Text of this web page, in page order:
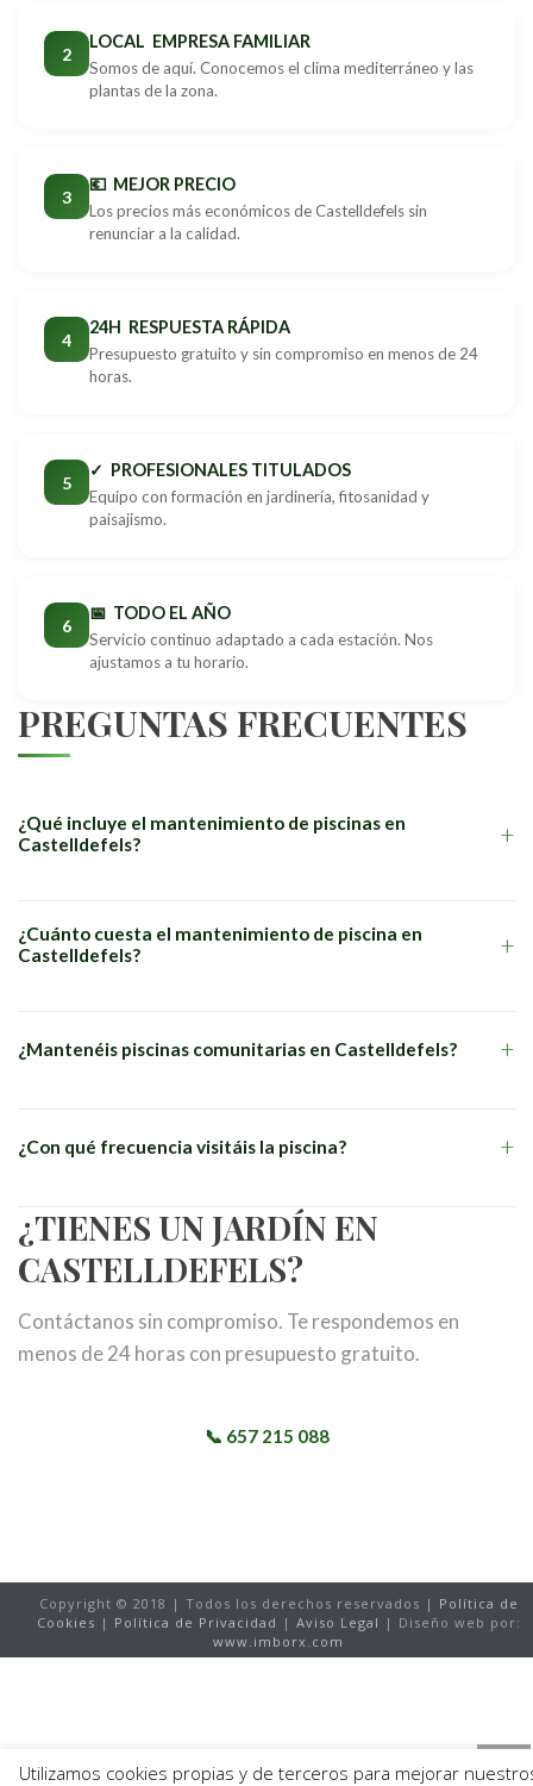
2
LOCAL EMPRESA FAMILIAR
Somos de aquí. Conocemos el clima mediterráneo y las
plantas de la zona.
3
💶 MEJOR PRECIO
Los precios más económicos de Castelldefels sin
renunciar a la calidad.
4
24H RESPUESTA RÁPIDA
Presupuesto gratuito y sin compromiso en menos de 24
horas.
5
✓ PROFESIONALES TITULADOS
Equipo con formación en jardinería, fitosanidad y
paisajismo.
6
📅 TODO EL AÑO
Servicio continuo adaptado a cada estación. Nos
ajustamos a tu horario.
PREGUNTAS FRECUENTES
¿Qué incluye el mantenimiento de piscinas en
Castelldefels?
+
pH) y suministro de materiales de tratamiento.
¿Cuánto cuesta el mantenimiento de piscina en
Castelldefels?
+
visita. Presupuesto gratuito.
¿Mantenéis piscinas comunitarias en Castelldefels? +
combinar el servicio con el mantenimiento de zonas verdes.
¿Con qué frecuencia visitáis la piscina? +
Visitas semanales para garantizar el agua en perfectas
condiciones. En verano podemos aumentar la frecuencia.
¿TIENES UN JARDÍN EN
CASTELLDEFELS?
Contáctanos sin compromiso. Te respondemos en
menos de 24 horas con presupuesto gratuito.
📞 657 215 088
Copyright © 2018 | Todos los derechos reservados | Política de
Cookies | Política de Privacidad | Aviso Legal | Diseño web por:
www.imborx.com
Utilizamos cookies propias y de terceros para mejorar